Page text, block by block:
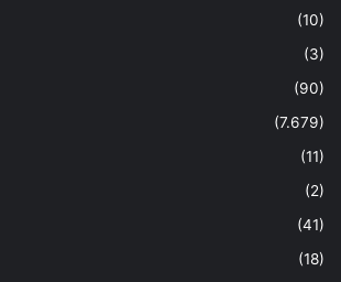
(10)
(3)
(90)
(7.679)
(11)
(2)
(41)
(18)